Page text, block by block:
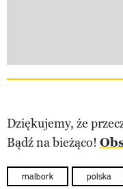
Dziękujemy, że
Bądź na bieżąco!
malbork polska